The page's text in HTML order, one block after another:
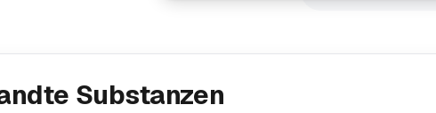
Substanzen